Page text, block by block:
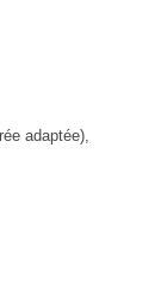
adaptée),